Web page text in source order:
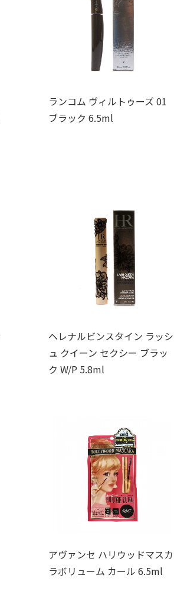
ランコム ヴィルトゥーズ 01
ブラック 6.5ml
ヘレナルビンスタイン ラッシ
ュ クイーン セクシー ブラッ
ク W/P 5.8ml
アヴァンセ ハリウッドマスカ
ラボリューム カール 6.5ml